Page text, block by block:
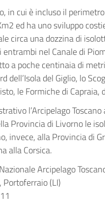
in cui è incluso il
ed ha uno sviluppo
circa una dozzina di
entrambi nel Canale di
a poche centinaia di
dell’Isola del Giglio, lo
le Formiche di Capraia,
l’Arcipelago
Provincia di Livorno le
invece, alla Provincia di
alla Corsica.
Arcipelago
(LI)